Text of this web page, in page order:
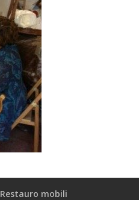
Restauro mobili